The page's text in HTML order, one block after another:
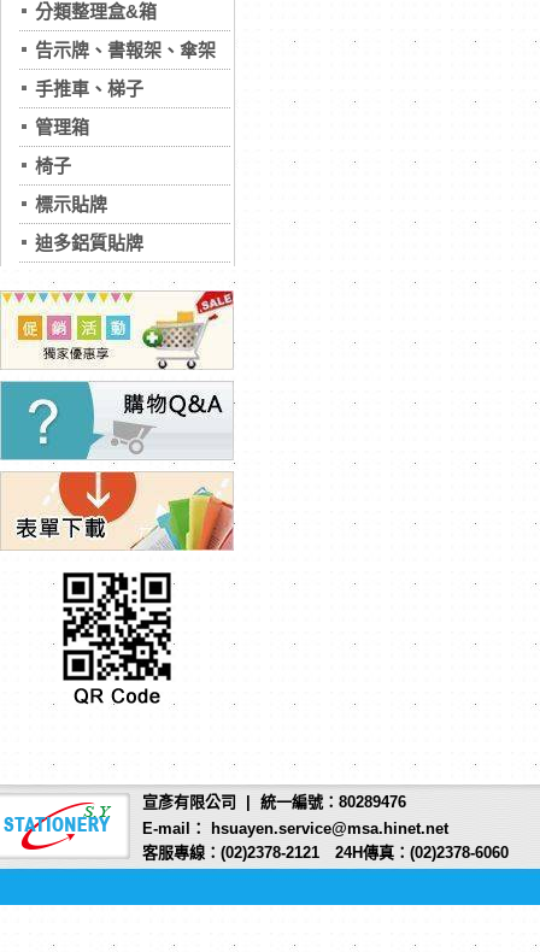
分類整理盒&箱
告示牌、書報架、傘架
手推車、梯子
管理箱
椅子
標示貼牌
迪多鋁質貼牌
宣彥有限公司 | 統一編號：80289476
E-mail： hsuayen.service@msa.hinet.net
客服專線：(02)2378-2121 24H傳真：(02)2378-6060